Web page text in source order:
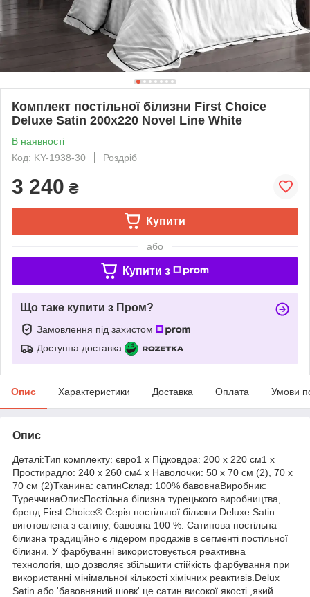
Комплект постільної білизни First Choice
Deluxe Satin 200х220 Novel Line White
В наявності
Код: KY-1938-30
Роздріб
3 240 ₴
Купити
або
Купити з
Що таке купити з Пром?
Замовлення під захистом
Доступна доставка
Опис Характеристики Доставка Оплата Умови
Опис
Деталі:Тип комплекту: євро1 х Підковдра: 200 х 220 см1 х
Простирадло: 240 х 260 см4 х Наволочки: 50 х 70 см (2), 70 х
70 см (2)Тканина: сатинСклад: 100% бавовнаВиробник:
ТуреччинаОписПостільна білизна турецького виробництва,
бренд First Choice®.Серія постільної білизни Deluxe Satin
виготовлена з сатину, бавовна 100 %. Сатинова постільна
білизна традиційно є лідером продажів в сегменті постільної
білизни. У фарбуванні використовується реактивна
технологія, що дозволяє збільшити стійкість фарбування при
використанні мінімальної кількості хімічних реактивів.Delux
Satin або 'бавовняний шовк' це сатин високої якості ,який